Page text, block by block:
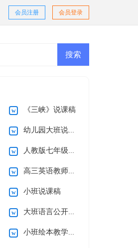
会员登录
会员注册
《三峡》说课稿
幼儿园大班说课稿
人教版七年级上册英语教案
高三英语教师教学计划
小班说课稿
大班语言公开课教案
小班绘本教学计划